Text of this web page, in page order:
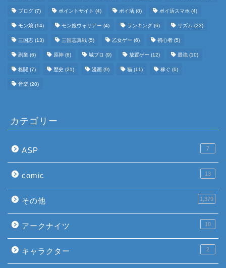
ブログ (7) ポイントサイト (4) ポイ活 (8) ポイ活スマホ (4)
モン娘 (14) モン娘ウォリアー (4) ランキング (6) リズム (23)
三国志 (13) 三国志真戦 (5) 乙女ゲー (6) 初心者 (5)
副業 (6) 原神 (6) 城プロ (9) 放置ゲー (12) 最強 (10)
格闘 (7) 歴史 (21) 漫画 (9) 猫 (11) 稼ぐ (6)
音楽 (20)
カテゴリー
ASP 7
comic 13
その他 1,379
アークナイツ 10
キャラクター 2